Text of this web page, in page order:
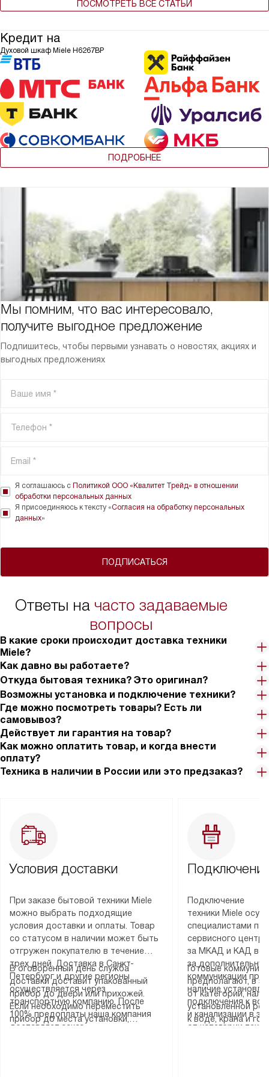
ПОСМОТРЕТЬ ВСЕ СТАТЬИ
Кредит на
Духовой шкаф Miele H6267BP
ПОДРОБНЕЕ
Мы помним, что вас интересовало,
получите выгодное предложение
Подпишитесь, чтобы первыми узнавать о новостях, акциях и
выгодных предложениях
ПОДПИСАТЬСЯ
Я соглашаюсь с Политикой ООО «Квалитет Трейд» в отношении
обработки персональных данных
Я присоединяюсь к тексту «Согласия на обработку персональных
данных»
Ответы на часто задаваемые
вопросы
В какие сроки происходит доставка техники
Miele?
Как давно вы работаете?
Откуда бытовая техника? Это оригинал?
Возможны установка и подключение техники?
Где можно посмотреть товары? Есть ли
самовывоз?
Действует ли гарантия на товар?
Как можно оплатить товар, и когда внести
оплату?
Техника в наличии в России или это предзаказ?
Условия доставки
При заказе бытовой техники Miele
можно выбрать подходящие
условия доставки и оплаты. Товар
со статусом в наличии может быть
отгружен покупателю в течение
трех дней. Доставка в Санкт-
Петербург и другие регионы
осуществляется через
транспортную компанию. После
100% предоплаты наша компания
доставляет заказ
В оговоренный день служба
доставки доставит упакованный
прибор до двери или прихожей.
Если необходимо переместить
прибор до места установки,
Подключение
техники Miele
специалистами
сервисного
за МКАД и КАД
за
коммуникации
наличие
подключения к
и канализации в
от категории
Готовые
предполагают, в
от категории,
установленной
к воде, крана и